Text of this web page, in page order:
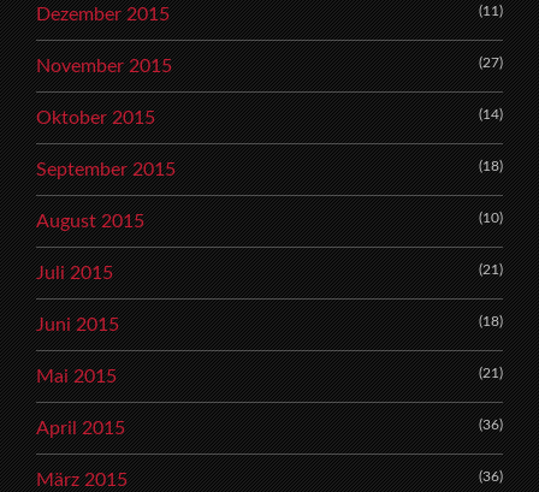
Dezember 2015 (11)
November 2015 (27)
Oktober 2015 (14)
September 2015 (18)
August 2015 (10)
Juli 2015 (21)
Juni 2015 (18)
Mai 2015 (21)
April 2015 (36)
März 2015 (36)